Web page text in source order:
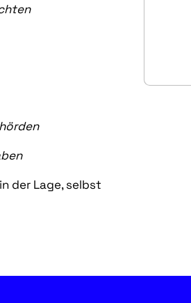
der Lage, selbst